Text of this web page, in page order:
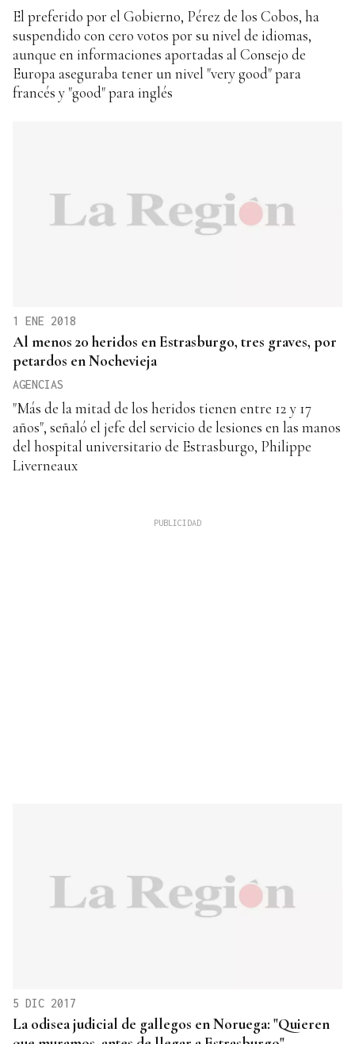
El preferido por el Gobierno, Pérez de los Cobos, ha
suspendido con cero votos por su nivel de idiomas,
aunque en informaciones aportadas al Consejo de
Europa aseguraba tener un nivel "very good" para
francés y "good" para inglés
1 ENE 2018
Al menos 20 heridos en Estrasburgo, tres graves, por
petardos en Nochevieja
AGENCIAS
"Más de la mitad de los heridos tienen entre 12 y 17
años", señaló el jefe del servicio de lesiones en las manos
del hospital universitario de Estrasburgo, Philippe
Liverneaux
5 DIC 2017
La odisea judicial de gallegos en Noruega: "Quieren